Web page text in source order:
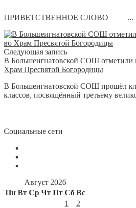
ПРИВЕТСТВЕННОЕ СЛОВО ...
Следующая запись
В Большеигнатовской СОШ отметили
Храм Пресвятой Богородицы
В Большеигнатовской СОШ прошёл
классов, посвящённый третьему
Социальные сети
Август 2026
Пн Вт Ср Чт Пт Сб Вс
1
2